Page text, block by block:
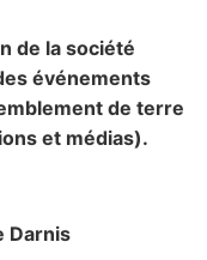
de la société
événements
de terre
et médias).
Darnis